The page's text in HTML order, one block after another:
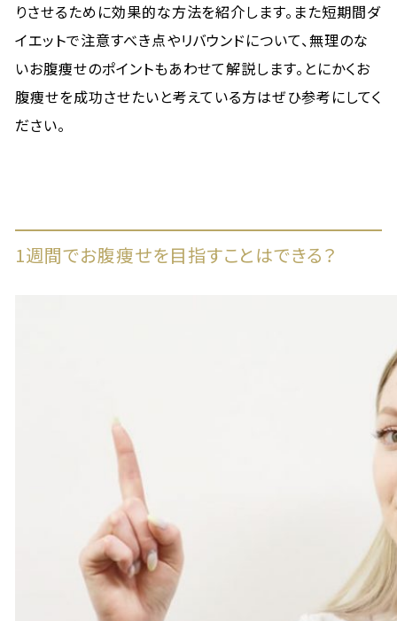
りさせるために効果的な方法を紹介します。また短期間ダ
イエットで注意すべき点やリバウンドについて、無理のな
いお腹痩せのポイントもあわせて解説します。とにかくお
腹痩せを成功させたいと考えている方はぜひ参考にしてく
ださい。
1週間でお腹痩せを目指すことはできる？